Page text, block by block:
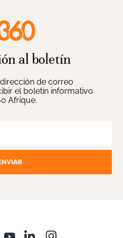
al boletín
de correo
el boletín informativo
Afrique.